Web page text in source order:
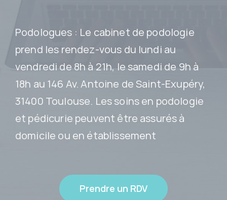
Podologues : Le cabinet de podologie
prend les rendez-vous du lundi au
vendredi de 8h à 21h, le samedi de 9h à
18h au 146 Av. Antoine de Saint-Exupéry,
31400 Toulouse. Les soins en podologie
et pédicurie peuvent être assurés à
domicile ou en établissement
Prendre un RDV